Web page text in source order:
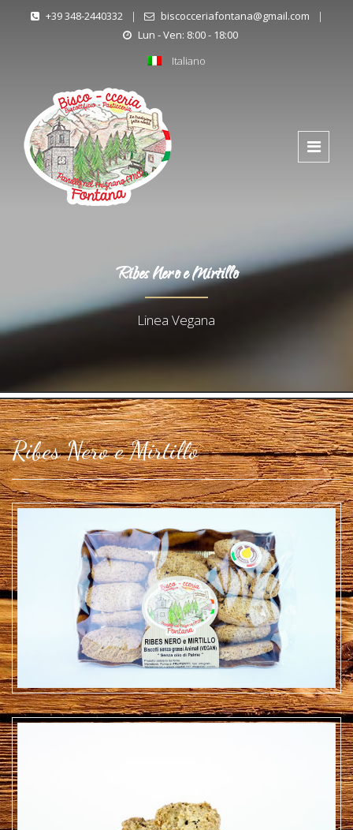
+39 348-2440332 | biscocceriafontana@gmail.com
|
Lun - Ven: 8:00 - 18:00
Italiano
Ribes Nero e Mirtillo
Linea Vegana
Ribes Nero e Mirtillo